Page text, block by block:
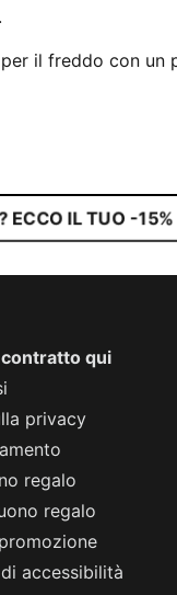
il freddo con un
ECCO IL TUO -15%
qui
privacy
regalo
regalo
accessibilità